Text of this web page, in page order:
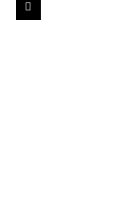
Poprzedni